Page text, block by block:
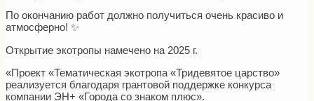
По окончанию работ должно получиться очень красиво и
атмосферно! ✨
Открытие экотропы намечено на 2025 г.
«Проект «Тематическая экотропа «Тридевятое царство»
реализуется благодаря грантовой поддержке конкурса
компании ЭН+ «Города со знаком плюс».